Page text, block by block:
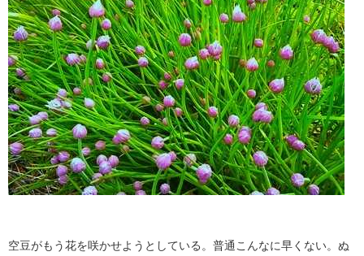
空豆がもう花を咲かせようとしている。普通こんなに早くない。ぬ